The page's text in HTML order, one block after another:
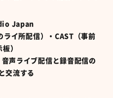
Japan
ライ所配信）・CAST（事前
）
音声ライブ配信と録音配信の
交流する